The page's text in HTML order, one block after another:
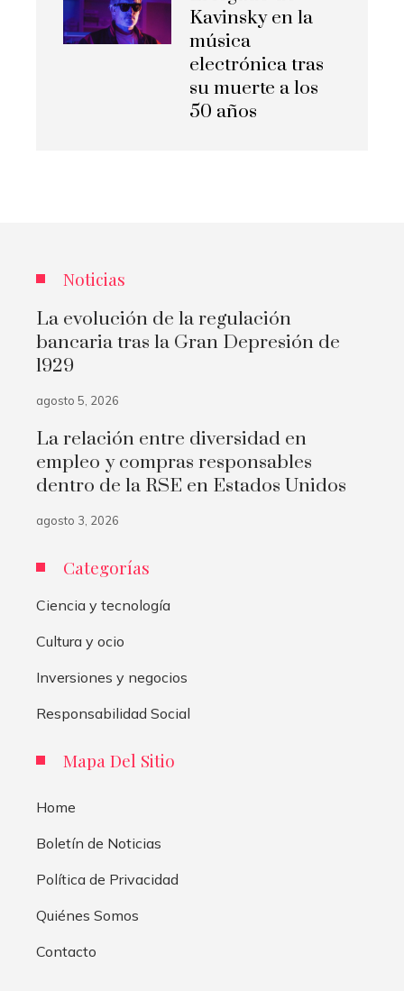
Kavinsky en la
música
electrónica tras
su muerte a los
50 años
Noticias
La evolución de la regulación
bancaria tras la Gran Depresión de
1929
agosto 5, 2026
La relación entre diversidad en
empleo y compras responsables
dentro de la RSE en Estados Unidos
agosto 3, 2026
Categorías
Ciencia y tecnología
Cultura y ocio
Inversiones y negocios
Responsabilidad Social
Mapa Del Sitio
Home
Boletín de Noticias
Política de Privacidad
Quiénes Somos
Contacto